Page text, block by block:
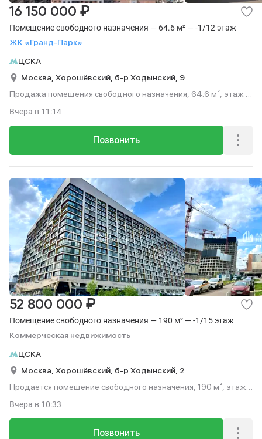
Помещение свободного назначения — 64.6 м² — -1/12 этаж
ЖК «Гранд-Парк»
16 150 000 ₽
ЦСКА
Москва, Хорошёвский, б-р Ходынский, 9
Продажа помещения свободного назначения, 64.6 м², этаж -1
Позвонить
Вчера в 11:14
Помещение свободного назначения — 190 м² — -1/15 этаж
Коммерческая недвижимость
52 800 000 ₽
ЦСКА
Москва, Хорошёвский, б-р Ходынский, 2
Продается помещение свободного назначения, 190 м², этаж
Позвонить
Вчера в 10:33